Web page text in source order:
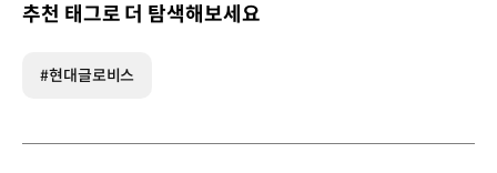
추천 태그로 더 탐색해보세요
#현대글로비스